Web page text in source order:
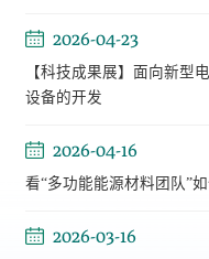
2026-04-23
【科技成果展】面向新型
设备的开发
2026-04-16
看“多功能能源材料团队”
2026-03-16